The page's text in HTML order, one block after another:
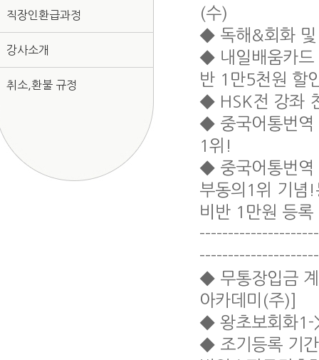
직장인환급과정
강사소개
취소,환불 규정
(수)
◆ 독해&회화
◆ 내일배움카드
반 1만5천원 할
◆ HSK전 강좌
◆ 중국어통번역
1위!
◆ 중국어통번
부동의1위 기념
비반 1만원 등록
◆ 무통장입금
아카데미(주)]
◆ 왕초보회화1-
◆ 조기등록 기